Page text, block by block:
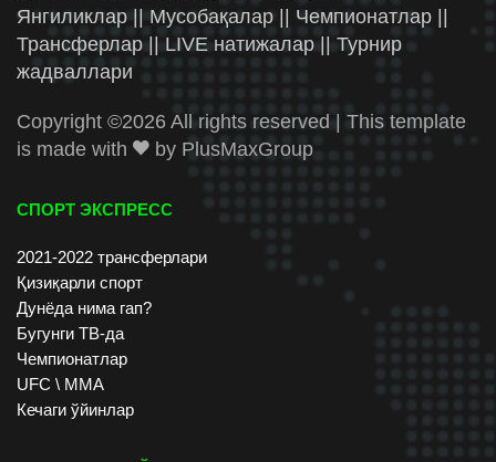
Янгиликлар || Мусобақалар || Чемпионатлар ||
Трансферлар || LIVE натижалар || Турнир
жадваллари
Copyright ©2026 All rights reserved | This template
is made with
by PlusMaxGroup
СПОРТ ЭКСПРЕСС
2021-2022 трансферлари
Қизиқарли спорт
Дунёда нима гап?
Бугунги ТВ-да
Чемпионатлар
UFC \ ММА
Кечаги ўйинлар